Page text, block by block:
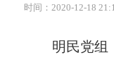
时间：2020-12-18
明民党组